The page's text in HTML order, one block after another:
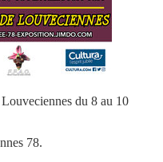
du 8 au 10
78.